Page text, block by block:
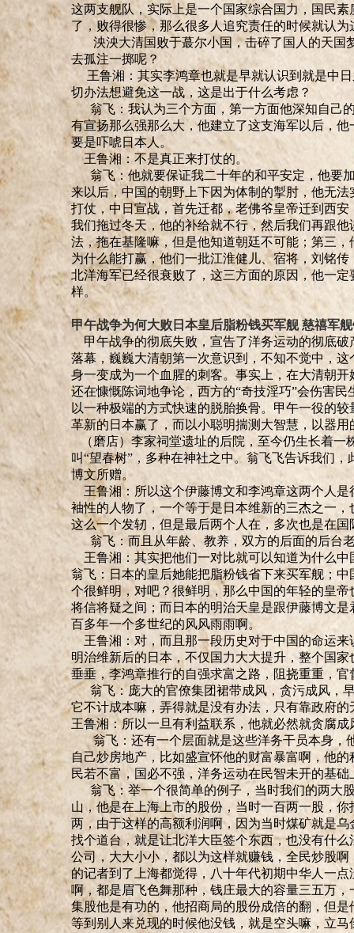
这两支舰队，实际上是一个国家综合国力，国民素
了，败得很惨，那么很多人追究责任的时候就认
泱泱大清国败于蕞尔小国，击碎了国人的天国
去孤注一掷呢？
王鲁湘 ：其实李鸿章也就是早就认识到就是中
切办法想避免这一战，这是出于什么考虑？
翁飞：我认为三个方面，第一方面他深知自己
有宣扬那么强那么大，他建立了这支海军以后，
要是吓唬日本人。
王鲁湘：不是真正来打仗的。
翁飞：他就要保证我二十年的和平安定，他要
来以后，中国的朝野上下因为体制的掣肘，他无
打仗，中日宣战，首先迁都，老佛爷皇帝迁到西
我们拖过冬天，他的补给就不行，然后我们再跟
法，拖在基隆嘛，但是他知道朝廷不可能 ； 第三，
为什么能打赢，他们一批江淮健儿 、宿将，刘铭传
北洋海军已经很衰败了，这三方面的原因，他一
样。
甲午战争为何大败 日本皇后脂粉钱买军舰 慈禧军
甲午战争的彻底失败，宣告了洋务运动的彻底
落幕，巍巍大清朝第一次意识到，不知不觉中，
身一变成为一个血腥的刺客。事实上，在大清朝
还在慷慨陈词地争论，西方的“奇技淫巧”会伤害民
以一种极端的方式快速的脱胎换骨。甲午一役的
革新的日本赢了，而以小聪明揣测大智慧，以器
（磨店）李家祠堂遗址的后院，至今仍生长着一
叫“望春树” ，多种在神社之中。翁飞飞告诉我们
博文所赠。
王鲁湘：所以这个伊藤博文和李鸿章这两个人
袖性的人物了，一个等于是日本维新的三杰之一
这么一个发轫，但是最后两个人在，多次也是在
翁飞：而且从年龄、教养，双方的后面的后台
王鲁湘：其实把他们一对比就可以知道为什么
翁飞：日本的皇后她能把脂粉钱省下来买军舰 ； 中
个很鲜明，对吧？很鲜明，那么中国的年轻的皇
将信将疑之间 ； 而日本的明治天皇是跟伊藤博文
百多年一个多世纪的风风雨雨啊。
王鲁湘 ：对，而且那一段历史对于中国的命运
明治维新后的日本，不仅国力大大提升，整个国
垂垂，李鸿章推行的自强求富之路，阻挠重重，
翁飞：庞大的官僚集团裙带成风，贪污成风，早
它不计成本嘛，弄得就是没有办法，只有靠政府
王鲁湘：所以一旦有利益联系，他就必然就贪腐成
翁飞：还有一个层面就是这些洋务干员本身，
自己炒房地产，比如盛宣怀他的财富暴富啊，他的
民若不富，国必不强，洋务运动在民智未开的基
翁飞：举一个很简单的例子，当时我们的两大
山，他是在上海上市的股份，当时一百两一股，
两，由于这样的高额利润啊，因为当时煤矿就是乌
找个道台，就是让北洋大臣签个东西，也没有什么
公司，大大小小，都以为这样就赚钱， 全民炒股啊
的记者到了上海都觉得，八十年代初期中华人一
啊，都是眉飞色舞那种，钱庄最大的容量三五万
集股他是有功的，他招商局的股份成倍的翻，但
等到别人来兑现的时候他没钱，就是空头嘛，立马